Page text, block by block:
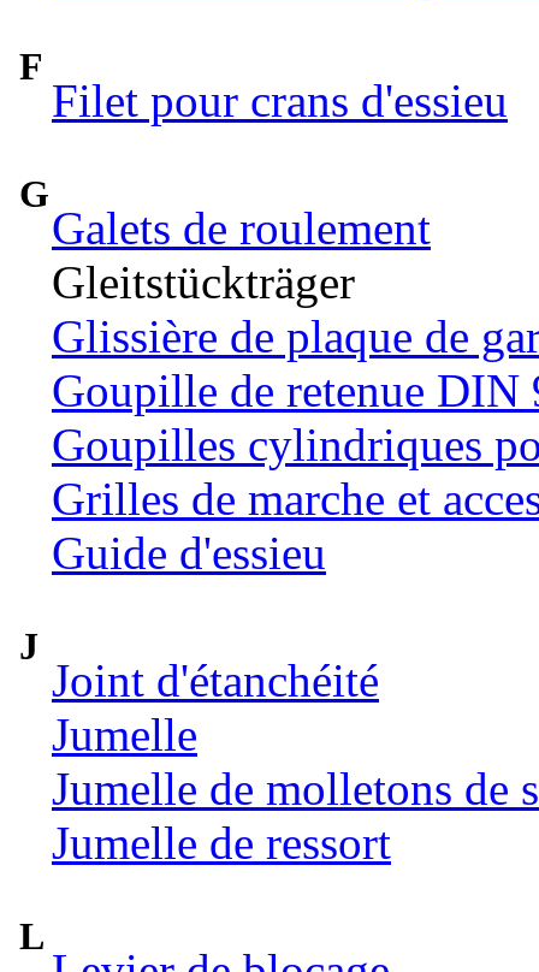
F
Filet pour crans d'essieu
G
Galets de roulement
Gleitstückträger
Glissière de plaque de
Goupille de retenue DIN
Goupilles cylindriques
Grilles de marche et
Guide d'essieu
J
Joint d'étanchéité
Jumelle
Jumelle de molletons de
Jumelle de ressort
L